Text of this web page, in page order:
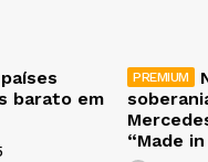
barato em
“Made